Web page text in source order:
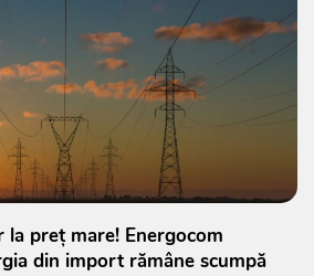
la preț mare! Energocom
din import rămâne scumpă